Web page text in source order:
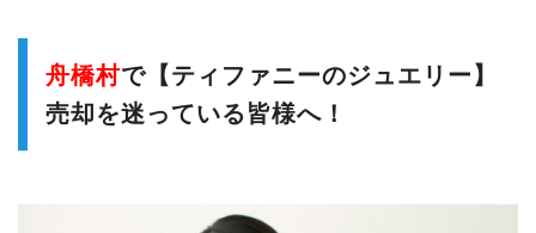
舟橋村で【ティファニーのジュエリー】
売却を迷っている皆様へ！